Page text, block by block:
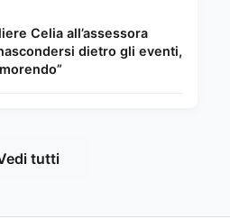
Celia all’assessora
dietro gli eventi,
tutti